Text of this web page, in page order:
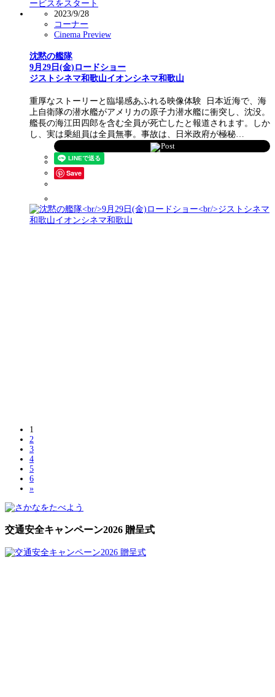
2023/9/28
コーナー
Cinema Preview
沈黙の艦隊
9月29日(金)ロードショー
ジストシネマ和歌山イオンシネマ和歌山
重厚なストーリーと臨場感あふれる映像体験 日本近海で、海
上自衛隊の潜水艦がアメリカの原子力潜水艦に衝突し、沈没。
艦長の海江田四郎を含む全員が死亡したと報道されます。しか
し、実は乗組員は全員無事。事故は、日米政府が極秘…
Post
Save
1
2
3
4
5
6
»
交通安全キャンペーン2026 贈呈式